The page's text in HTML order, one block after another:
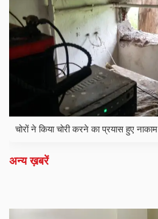
चोरों ने किया चोरी करने का प्रयास हुए नाकाम
अन्य ख़बरें